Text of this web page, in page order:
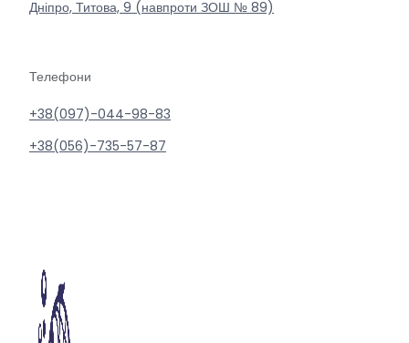
Дніпро, Титова, 9 (навпроти ЗОШ № 89)
Телефони
+38(097)-044-98-83
+38(056)-735-57-87